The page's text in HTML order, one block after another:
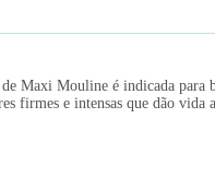
de Maxi Mouline é indicada
firmes e intensas que dão vida